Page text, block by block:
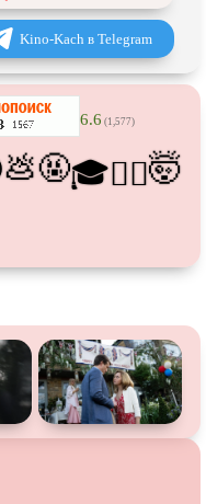
танцы
футбол
хоккей ифигурное
версия
Kino-Kach в Telegram
6.6 (1,577)
💩🤬🎓😵‍💫🤯